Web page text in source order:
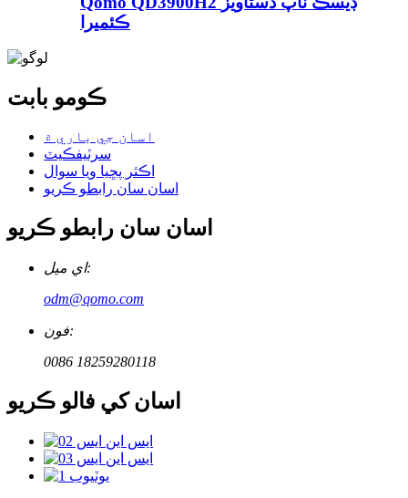
ڪئميرا
ڪومو بابت
اسان جي باري ۾
سرٽيفڪيٽ
اڪثر پڇيا ويا سوال
اسان سان رابطو ڪريو
اسان سان رابطو ڪريو
اي ميل:
odm@qomo.com
فون:
0086 18259280118
اسان کي فالو ڪريو